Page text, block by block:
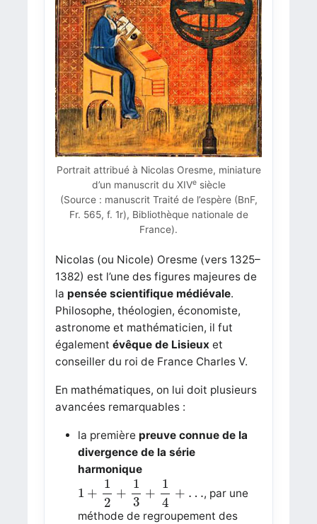
Portrait attribué à Nicolas Oresme, miniature
d’un manuscrit du XIVesiècle
(Source : manuscrit Traité de l’espère (BnF,
Fr. 565, f. 1r), Bibliothèque nationale de
France).
Nicolas (ou Nicole) Oresme (vers 1325–
1382) est l’une des figures majeures de
la pensée scientifique médiévale.
Philosophe, théologien, économiste,
astronome et mathématicien, il fut
également évêque de Lisieuxet
conseiller du roi de France Charles V.
En mathématiques, on lui doit plusieurs
avancées remarquables :
la première preuve connue de la
divergence de la série
harmonique
1 +
1
2
+
1
3
+
1
4
+ …
1+12+13+1 …
, par une
méthode de regroupement des